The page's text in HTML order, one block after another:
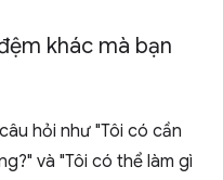
khác mà bạn
hỏi như "Tôi có cần
và "Tôi có thể làm gì